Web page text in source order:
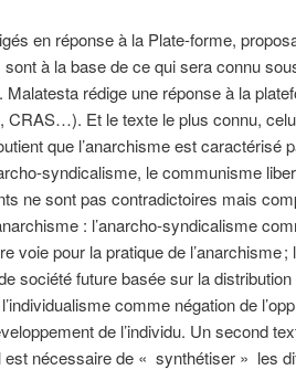
en réponse à la Plate-forme,
à la base de ce qui sera connu
rédige une réponse à la
CRAS…). Et le texte le plus connu,
que l’anarchisme est caractérisé
syndicalisme, le communisme
ne sont pas contradictoires mais
: l’anarcho-syndicalisme
voie pour la pratique de l’anarchisme
société future basée sur la
comme négation de
de l’individu. Un second
est nécessaire de « synthétiser » les